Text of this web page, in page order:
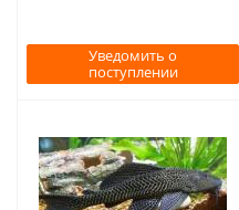
Уведомить о
поступлении